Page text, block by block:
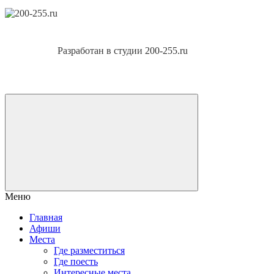
Разработан в студии 200-255.ru
Меню
Главная
Афиши
Места
Где разместиться
Где поесть